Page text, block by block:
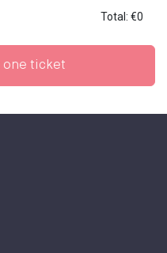
Total : €0
one ticket